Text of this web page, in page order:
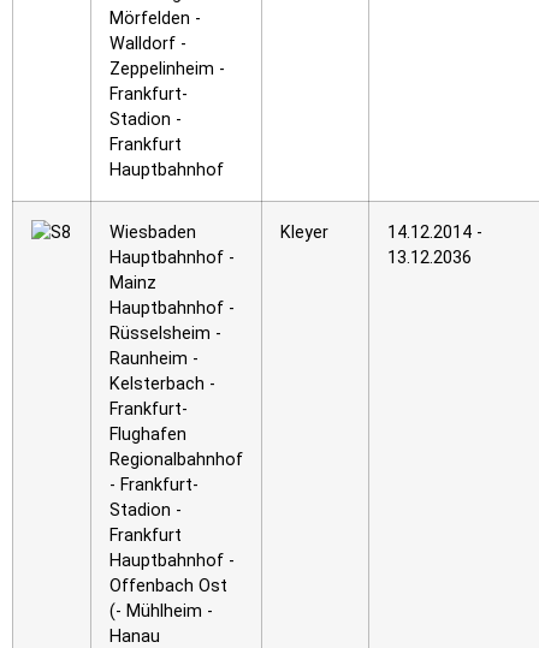
Mörfelden -
Walldorf -
Zeppelinheim -
Frankfurt-
Stadion -
Frankfurt
Hauptbahnhof
Wiesbaden
Hauptbahnhof -
Mainz
Hauptbahnhof -
Rüsselsheim -
Raunheim -
Kelsterbach -
Frankfurt-
Flughafen
Regionalbahnhof
- Frankfurt-
Stadion -
Frankfurt
Hauptbahnhof -
Offenbach Ost
(- Mühlheim -
Hanau
Kleyer
14.12.2014 -
13.12.2036